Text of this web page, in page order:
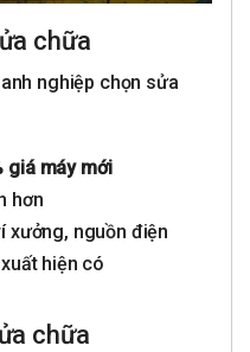
chữa
nghiệp chọn sửa
giá máy mới
hơn
xưởng, nguồn điện
hiện có
chữa